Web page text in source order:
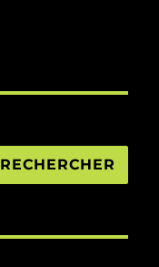
RECHERCHER